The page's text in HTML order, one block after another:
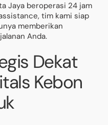
Jaya beroperasi 24 jam
tim kami siap
memberikan
Anda.
Dekat
Kebon